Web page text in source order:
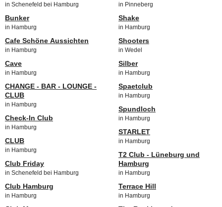
in Schenefeld bei Hamburg
Bunker
in Hamburg
Cafe Schöne Aussichten
in Hamburg
Cave
in Hamburg
CHANGE - BAR - LOUNGE -
CLUB
in Hamburg
Check-In Club
in Hamburg
CLUB
in Hamburg
Club Friday
in Schenefeld bei Hamburg
Club Hamburg
in Hamburg
in Pinneberg
Shake
in Hamburg
Shooters
in Wedel
Silber
in Hamburg
Spaetclub
in Hamburg
Spundloch
in Hamburg
STARLET
in Hamburg
T2 Club - Lüneburg und
Hamburg
in Hamburg
Terrace Hill
in Hamburg